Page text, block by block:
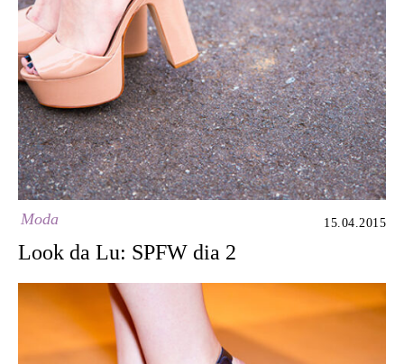
Moda 15.04.2015
Look da Lu: SPFW dia 2